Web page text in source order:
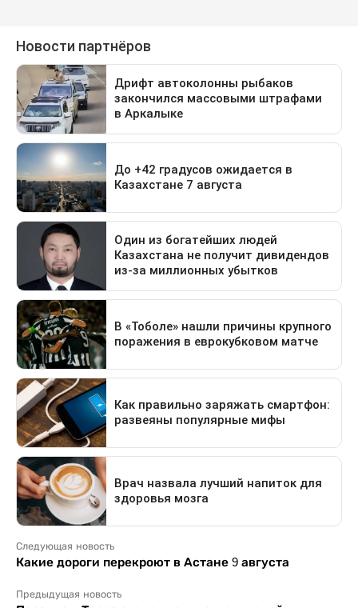
Следующая новость
Какие дороги перекроют в Астане 9 августа
Предыдущая новость